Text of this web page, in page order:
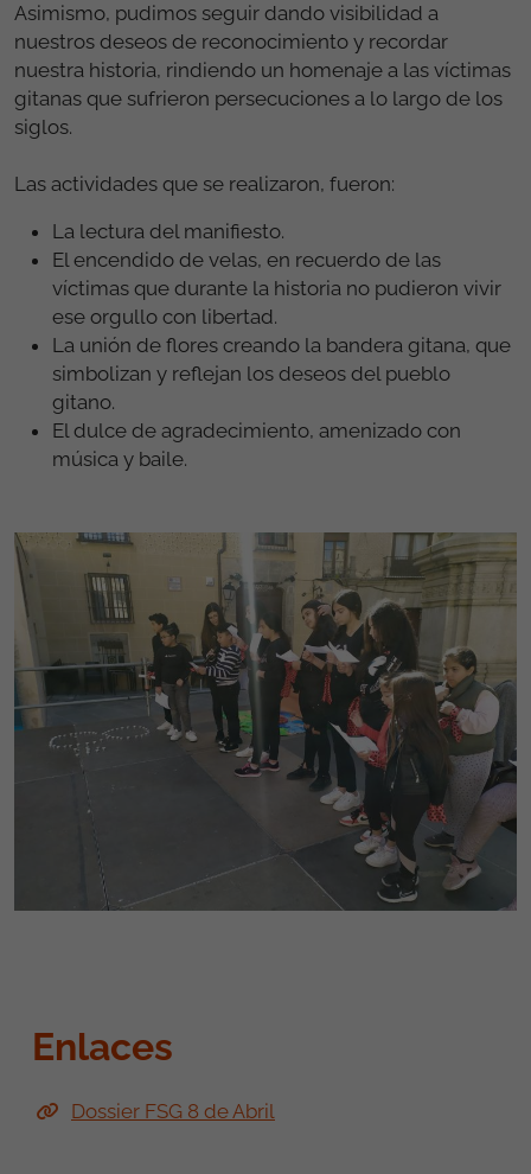
Asimismo, pudimos seguir dando visibilidad a
nuestros deseos de reconocimiento y recordar
nuestra historia, rindiendo un homenaje a las víctimas
gitanas que sufrieron persecuciones a lo largo de los
siglos.
Las actividades que se realizaron, fueron:
La lectura del manifiesto.
El encendido de velas, en recuerdo de las
víctimas que durante la historia no pudieron vivir
ese orgullo con libertad.
La unión de flores creando la bandera gitana, que
simbolizan y reflejan los deseos del pueblo
gitano.
El dulce de agradecimiento, amenizado con
música y baile.
Enlaces
Dossier FSG 8 de Abril